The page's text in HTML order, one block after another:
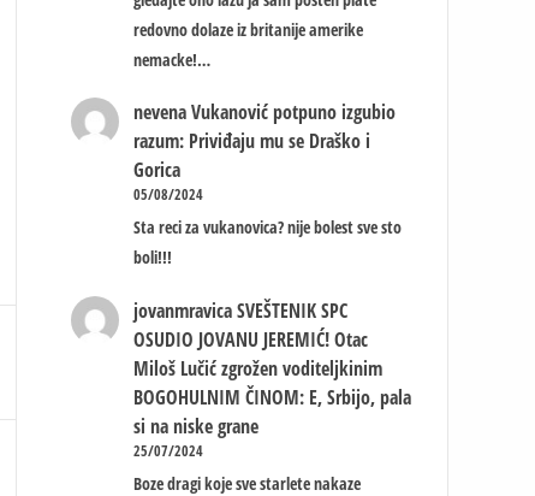
redovno dolaze iz britanije amerike
nemacke!…
nevena Vukanović potpuno izgubio
razum: Priviđaju mu se Draško i
Gorica
05/08/2024
Sta reci za vukanovica? nije bolest sve sto
boli!!!
jovanmravica SVEŠTENIK SPC
OSUDIO JOVANU JEREMIĆ! Otac
Miloš Lučić zgrožen voditeljkinim
BOGOHULNIM ČINOM: E, Srbijo, pala
si na niske grane
25/07/2024
Boze dragi koje sve starlete nakaze